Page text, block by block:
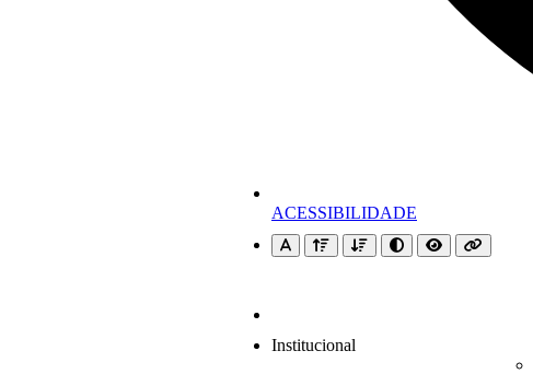
ACESSIBILIDADE
Institucional